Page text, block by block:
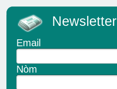
Newsletter
Email
Nòm